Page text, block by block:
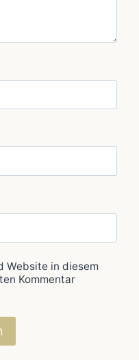
Website in diesem
Kommentar